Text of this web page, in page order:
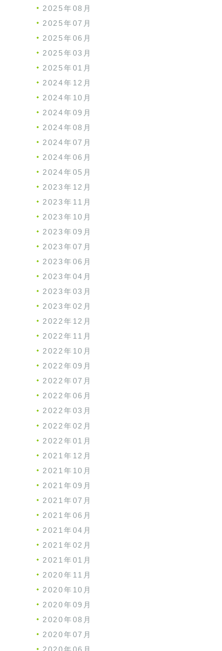
2025年08月
2025年07月
2025年06月
2025年03月
2025年01月
2024年12月
2024年10月
2024年09月
2024年08月
2024年07月
2024年06月
2024年05月
2023年12月
2023年11月
2023年10月
2023年09月
2023年07月
2023年06月
2023年04月
2023年03月
2023年02月
2022年12月
2022年11月
2022年10月
2022年09月
2022年07月
2022年06月
2022年03月
2022年02月
2022年01月
2021年12月
2021年10月
2021年09月
2021年07月
2021年06月
2021年04月
2021年02月
2021年01月
2020年11月
2020年10月
2020年09月
2020年08月
2020年07月
2020年06月